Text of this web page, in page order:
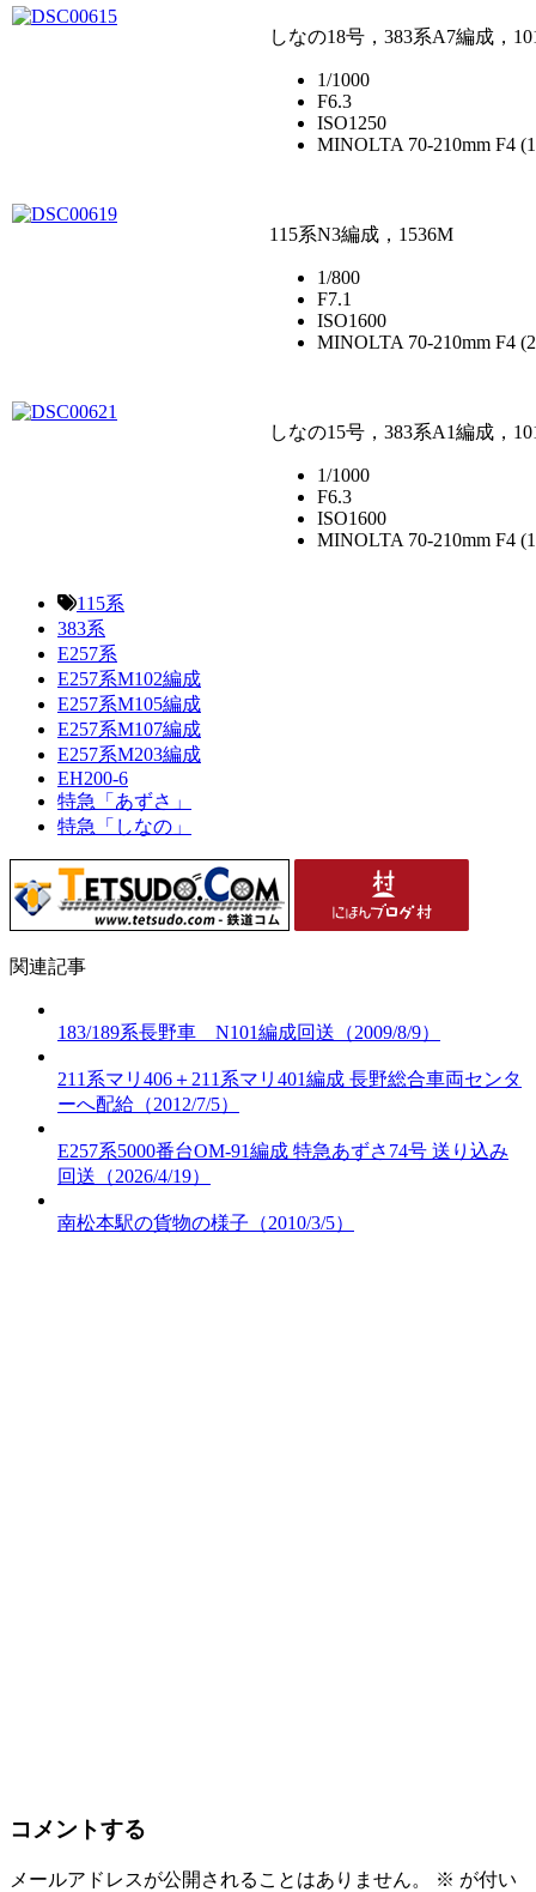
しなの18号，383系A7編成，
1/1000
F6.3
ISO1250
MINOLTA 70-210mm F4
115系N3編成，1536M
1/800
F7.1
ISO1600
MINOLTA 70-210mm F4
しなの15号，383系A1編成，
1/1000
F6.3
ISO1600
MINOLTA 70-210mm F4
115系
383系
E257系
E257系M102編成
E257系M105編成
E257系M107編成
E257系M203編成
EH200-6
特急「あずさ」
特急「しなの」
関連記事
183/189系長野車 N101編成回送（2009/8/9）
211系マリ406＋211系マリ401編成 長野総合車両センタ
ーへ配給（2012/7/5）
E257系5000番台OM-91編成 特急あずさ74号 送り込み
回送（2026/4/19）
南松本駅の貨物の様子（2010/3/5）
コメントする
メールアドレスが公開されることはありません。 ※ が付い